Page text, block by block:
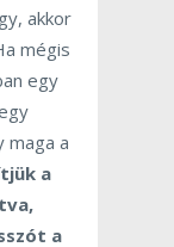
akkor
mégis
egy
maga a
a
a